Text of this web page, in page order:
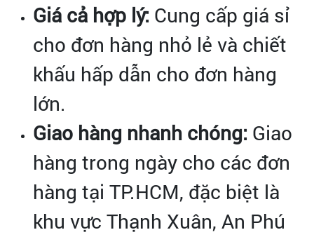
Giá cả hợp lý: Cung cấp giá sỉ
cho đơn hàng nhỏ lẻ và chiết
khấu hấp dẫn cho đơn hàng
lớn.
Giao hàng nhanh chóng: Giao
hàng trong ngày cho các đơn
hàng tại TP.HCM, đặc biệt là
khu vực Thạnh Xuân, An Phú